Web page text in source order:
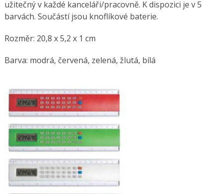
užitečný v každé kanceláři/pracovně. K dispozici je v 5
barvách. Součástí jsou knoflíkové baterie.
Rozměr: 20,8 x 5,2 x 1 cm
Barva: modrá, červená, zelená, žlutá, bílá